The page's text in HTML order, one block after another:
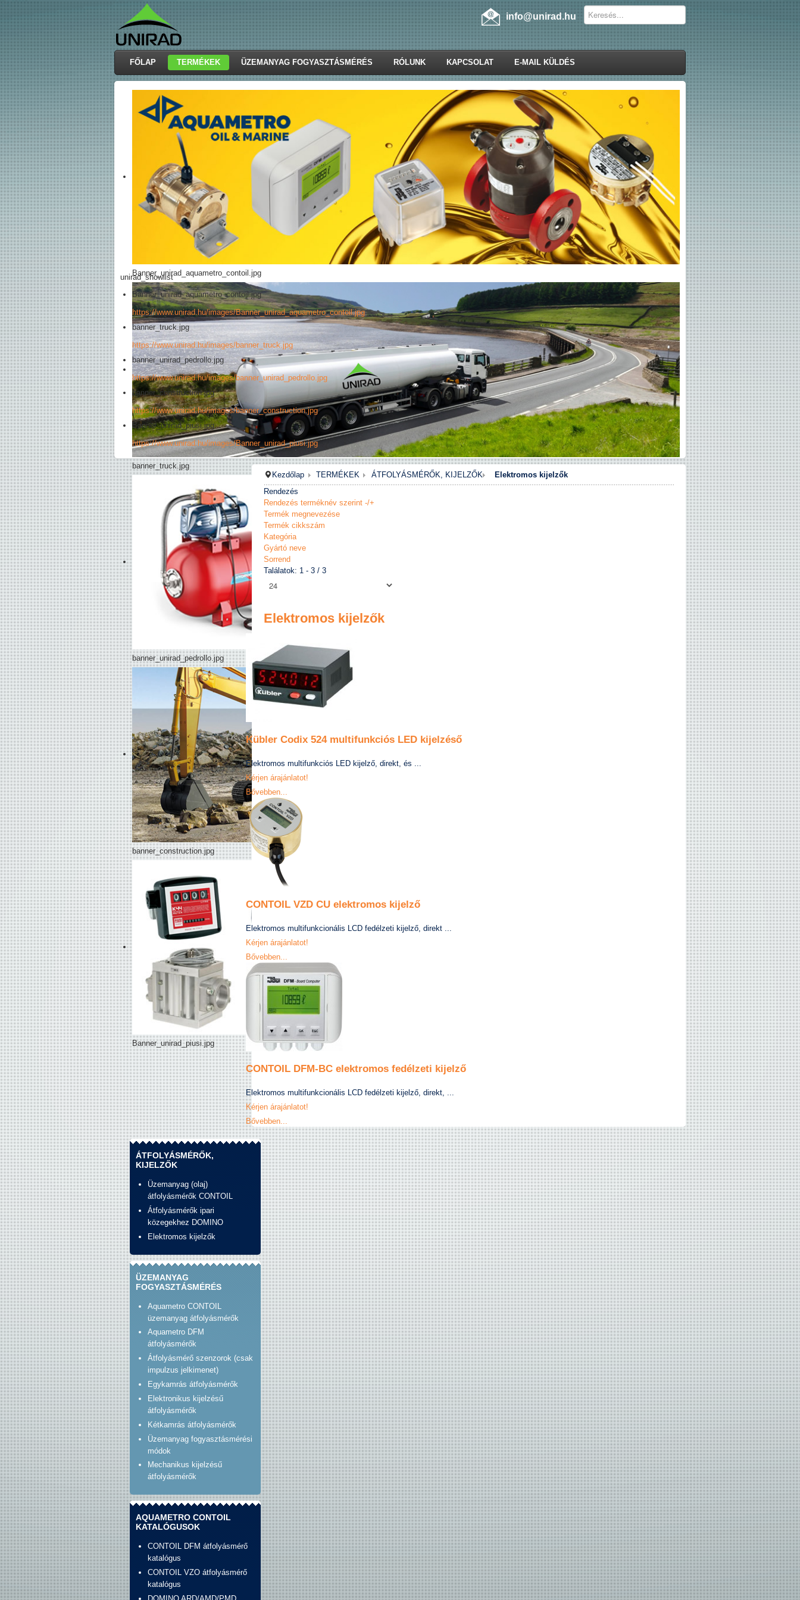
info@unirad.hu
FŐLAP TERMÉKEK ÜZEMANYAG FOGYASZTÁSMÉRÉS RÓLUNK KAPCSOLAT E-MAIL KÜLDÉS
Banner_unirad_aquametro_contoil.jpg
banner_truck.jpg
banner_unirad_pedrollo.jpg
banner_construction.jpg
Banner_unirad_piusi.jpg
unirad_showlist
Banner_unirad_aquametro_contoil.jpg
https://www.unirad.hu/images/Banner_unirad_aquametro_contoil.jpg
banner_truck.jpg
https://www.unirad.hu/images/banner_truck.jpg
banner_unirad_pedrollo.jpg
https://www.unirad.hu/images/banner_unirad_pedrollo.jpg
banner_construction.jpg
https://www.unirad.hu/images/banner_construction.jpg
Banner_unirad_piusi.jpg
https://www.unirad.hu/images/Banner_unirad_piusi.jpg
Kezdőlap TERMÉKEK ÁTFOLYÁSMÉRŐK, KIJELZŐK
Elektromos kijelzők
Rendezés
Rendezés terméknév szerint -/+
Termék megnevezése
Termék cikkszám
Kategória
Gyártó neve
Sorrend
Találatok: 1 - 3 / 3
Elektromos kijelzők
Kübler Codix 524 multifunkciós LED kijelzéső
Elektromos multifunkciós LED kijelző, direkt, és ...
Kérjen árajánlatot!
Bővebben...
CONTOIL VZD CU elektromos kijelző
Elektromos multifunkcionális LCD fedélzeti kijelző, direkt ...
Kérjen árajánlatot!
Bővebben...
CONTOIL DFM-BC elektromos fedélzeti kijelző
Elektromos multifunkcionális LCD fedélzeti kijelző, direkt, ...
Kérjen árajánlatot!
Bővebben...
ÁTFOLYÁSMÉRŐK,
KIJELZŐK
Üzemanyag (olaj)
átfolyásmérők CONTOIL
Átfolyásmérők ipari
közegekhez DOMINO
Elektromos kijelzők
ÜZEMANYAG
FOGYASZTÁSMÉRÉS
Aquametro CONTOIL
üzemanyag átfolyásmérők
Aquametro DFM
átfolyásmérők
Átfolyásmérő szenzorok (csak
impulzus jelkimenet)
Egykamrás átfolyásmérők
Elektronikus kijelzésű
átfolyásmérők
Kétkamrás átfolyásmérők
Üzemanyag fogyasztásmérési
módok
Mechanikus kijelzésű
átfolyásmérők
AQUAMETRO CONTOIL
KATALÓGUSOK
CONTOIL DFM átfolyásmérő
katalógus
CONTOIL VZO átfolyásmérő
katalógus